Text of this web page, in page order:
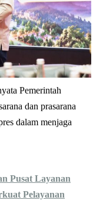
Pemerintah
dan prasarana
dalam menjaga
Pusat Layanan
Pelayanan